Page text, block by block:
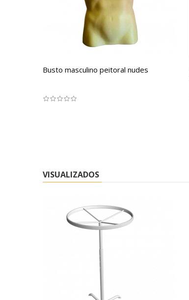
Busto masculino peitoral nudes
VISUALIZADOS